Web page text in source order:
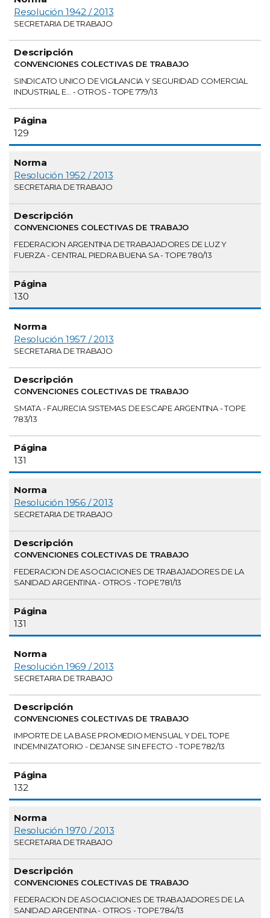
Resolución 1942 / 2013
SECRETARIA DE TRABAJO
CONVENCIONES COLECTIVAS DE TRABAJO
SINDICATO UNICO DE VIGILANCIA Y SEGURIDAD COMERCIAL
INDUSTRIAL E... - OTROS - TOPE 779/13
129
Resolución 1952 / 2013
SECRETARIA DE TRABAJO
CONVENCIONES COLECTIVAS DE TRABAJO
FEDERACION ARGENTINA DE TRABAJADORES DE LUZ Y
FUERZA - CENTRAL PIEDRA BUENA SA - TOPE 780/13
130
Resolución 1957 / 2013
SECRETARIA DE TRABAJO
CONVENCIONES COLECTIVAS DE TRABAJO
SMATA - FAURECIA SISTEMAS DE ESCAPE ARGENTINA - TOPE
783/13
131
Resolución 1956 / 2013
SECRETARIA DE TRABAJO
CONVENCIONES COLECTIVAS DE TRABAJO
FEDERACION DE ASOCIACIONES DE TRABAJADORES DE LA
SANIDAD ARGENTINA - OTROS - TOPE 781/13
131
Resolución 1969 / 2013
SECRETARIA DE TRABAJO
CONVENCIONES COLECTIVAS DE TRABAJO
IMPORTE DE LA BASE PROMEDIO MENSUAL Y DEL TOPE
INDEMNIZATORIO - DEJANSE SIN EFECTO - TOPE 782/13
132
Resolución 1970 / 2013
SECRETARIA DE TRABAJO
CONVENCIONES COLECTIVAS DE TRABAJO
FEDERACION DE ASOCIACIONES DE TRABAJADORES DE LA
SANIDAD ARGENTINA - OTROS - TOPE 784/13